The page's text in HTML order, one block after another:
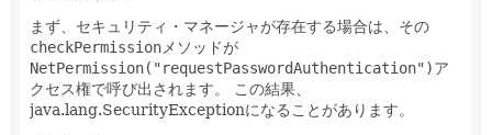
まず、セキュリティ・マネージャが存在する場合は、その
checkPermission メソッドが
NetPermission("requestPasswordAuthentication")ア
クセス権で呼び出されます。
この結果、
java.lang.SecurityExceptionになることがあります。